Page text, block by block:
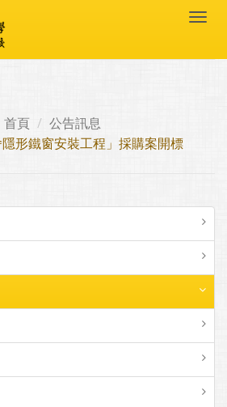
首頁
公告訊息
隱形鐵窗安裝工程」採購案開標